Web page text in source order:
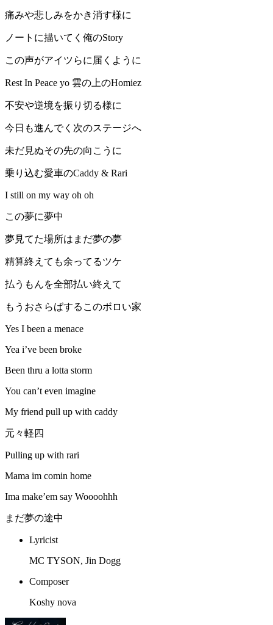
痛みや悲しみをかき消す様に
ノートに描いてく俺のStory
この声がアイツらに届くように
Rest In Peace yo 雲の上のHomiez
不安や逆境を振り切る様に
今日も進んでく次のステージへ
未だ見ぬその先の向こうに
乗り込む愛車のCaddy & Rari
I still on my way oh oh
この夢に夢中
夢見てた場所はまだ夢の夢
精算終えても余ってるツケ
払うもんを全部払い終えて
もうおさらばするこのボロい家
Yes I been a menace
Yea i’ve been broke
Been thru a lotta storm
You can’t even imagine
My friend pull up with caddy
元々軽四
Pulling up with rari
Mama im comin home
Ima make’em say Woooohhh
まだ夢の途中
Lyricist
MC TYSON, Jin Dogg
Composer
Koshy nova